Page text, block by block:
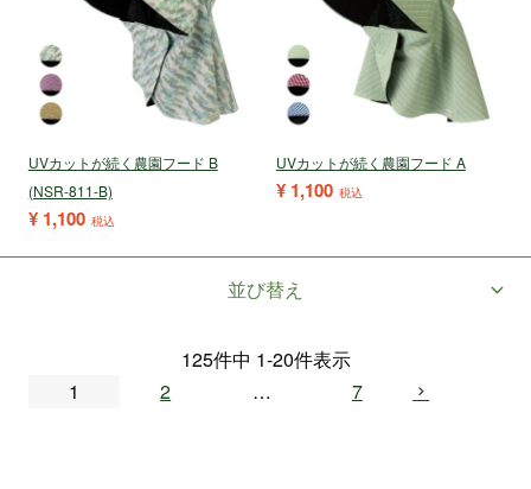
UVカットが続く農園フード B
(NSR-811-B)
¥ 1,100 税込
UVカットが続く農園フード A
¥ 1,100 税込
並び替え
125件中 1-20件表示
1
2 … 7